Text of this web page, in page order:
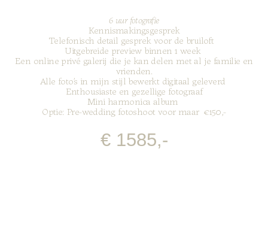
6 uur fotografie
Kennismakingsgesprek
Telefonisch detail gesprek voor de bruiloft
Uitgebreide preview binnen 1 week
Een online privé galerij die je kan delen met al je familie en
vrienden.
Alle foto’s in mijn stijl bewerkt digitaal geleverd
Enthousiaste en gezellige fotograaf
Mini harmonica album
Optie: Pre-wedding fotoshoot voor maar €150,-
€ 1585,-